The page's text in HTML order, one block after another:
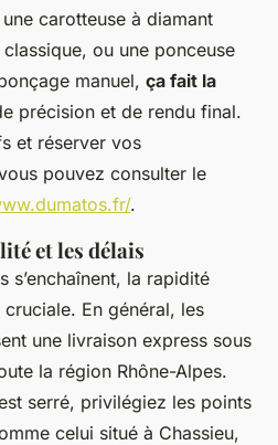
carotteuse à diamant
ou une ponceuse
manuel, ça fait la
précision et de rendu final.
et réserver vos
pouvez consulter le
.
et les délais
s’enchaînent, la rapidité
cruciale. En général, les
une livraison express sous
la région Rhône-Alpes.
serré, privilégiez les points
celui situé à Chassieu,